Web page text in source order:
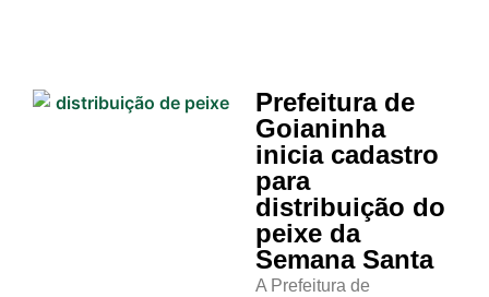
Prefeitura de
Goianinha
inicia cadastro
para
distribuição do
peixe da
Semana Santa
A Prefeitura de